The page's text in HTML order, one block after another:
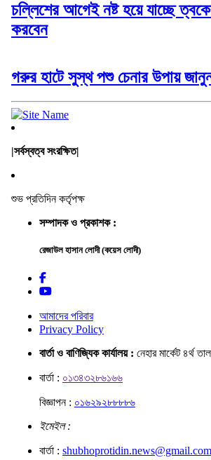
চল্লিশের আগেই নষ্ট হয়ে যাচ্ছে
করবেন
গরুর হাটে সুস্থ পশু চেনার উপায়
|সর্বস্বত্ব সংরক্ষিত|
শুভ প্রতিদিন কর্তৃপক্ষ
সম্পাদক ও প্রকাশক :
রেজাউল হাসান লোদী (কয়েস লোদী)
আমাদের পরিবার
Privacy Policy
বার্তা ও বাণিজ্যিক কার্যালয় : নেহার মার্কেট ৪র্থ
বার্তা : ০১৩৪৩২৮৬১৬৬
বিজ্ঞাপন : ০১৬২৯২৮৮৮৮৬
ইমেইল :
বার্তা : shubhoprotidin.news@gmail.com